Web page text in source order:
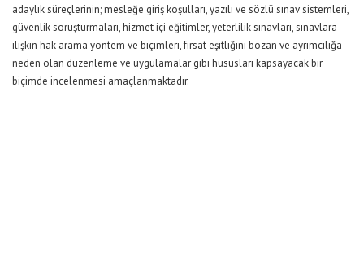
adaylık süreçlerinin; mesleğe giriş koşulları, yazılı ve sözlü sınav sistemleri,
güvenlik soruşturmaları, hizmet içi eğitimler, yeterlilik sınavları, sınavlara
ilişkin hak arama yöntem ve biçimleri, fırsat eşitliğini bozan ve ayrımcılığa
neden olan düzenleme ve uygulamalar gibi hususları kapsayacak bir
biçimde incelenmesi amaçlanmaktadır.